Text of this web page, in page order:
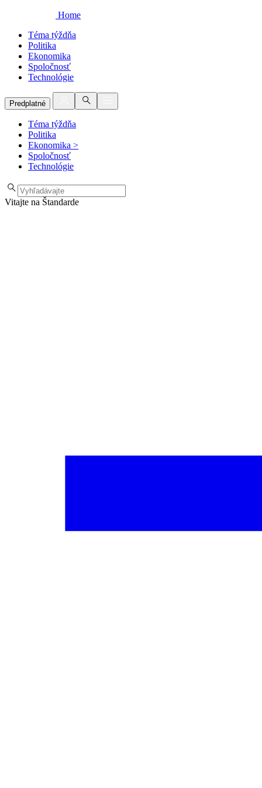
Home
Téma týždňa
Politika
Ekonomika
Spoločnosť
Technológie
Predplatné
Téma týždňa
Politika
Ekonomika >
Spoločnosť
Technológie
Vitajte na Štandarde